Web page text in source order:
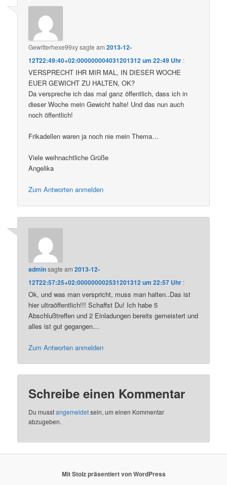
Gewitterhexe99xysagte am2013-12-
12T22:49:40+02:000000004031201312 um 22:49 Uhr :
VERSPRECHT IHR MIR MAL, IN DIESER WOCHE
EUER GEWICHT ZU HALTEN, OK?
Da verspreche ich das mal ganz öffentlich, dass ich in
dieser Woche mein Gewicht halte! Und das nun auch
noch öffentlich!
Frikadellen waren ja noch nie mein Thema…
Viele weihnachtliche Grüße
Angelika
Zum Antworten anmelden
adminsagte am2013-12-
12T22:57:25+02:000000002531201312 um 22:57 Uhr :
Ok, und was man verspricht, muss man halten..Das ist
hier ultraöffentlich!!! Schaffst Du! Ich habe 5
Abschlußtreffen und 2 Einladungen bereits gemeistert und
alles ist gut gegangen…
Zum Antworten anmelden
Schreibe einen Kommentar
Du musstangemeldetsein, um einen Kommentar
abzugeben.
Mit Stolz präsentiert von WordPress